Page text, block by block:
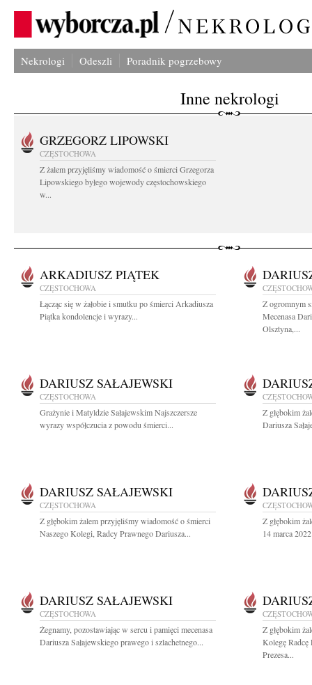
Nekrologi Odeszli Poradnik pogrzebowy
Inne nekrologi
GRZEGORZ LIPOWSKI
CZĘSTOCHOWA
Z żalem przyjęliśmy wiadomość o śmierci Grzegorza
Lipowskiego byłego wojewody częstochowskiego
w...
ARKADIUSZ PIĄTEK
CZĘSTOCHOWA
Łącząc się w żałobie i smutku po śmierci Arkadiusza
Piątka kondolencje i wyrazy...
Z ogromnym
Mecenasa
Olsztyna,...
DARIUSZ SAŁAJEWSKI
CZĘSTOCHOWA
Grażynie i Matyldzie Sałajewskim Najszczersze
wyrazy współczucia z powodu śmierci...
Z głębokim
Dariusza
DARIUSZ SAŁAJEWSKI
CZĘSTOCHOWA
Z głębokim żalem przyjęliśmy wiadomość o śmierci
Naszego Kolegi, Radcy Prawnego Dariusza...
Z głębokim
14 marca
DARIUSZ SAŁAJEWSKI
CZĘSTOCHOWA
Żegnamy, pozostawiając w sercu i pamięci mecenasa
Dariusza Sałajewskiego prawego i szlachetnego...
Z głębokim
Kolegę Radcę
Prezesa...